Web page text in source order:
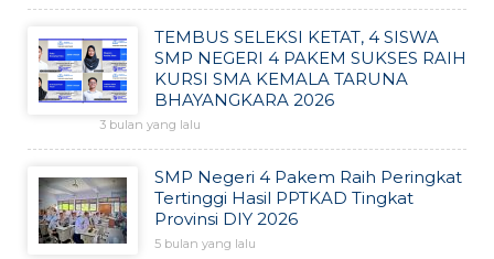
TEMBUS SELEKSI KETAT, 4 SISWA
SMP NEGERI 4 PAKEM SUKSES RAIH
KURSI SMA KEMALA TARUNA
BHAYANGKARA 2026
3 bulan yang lalu
SMP Negeri 4 Pakem Raih Peringkat
Tertinggi Hasil PPTKAD Tingkat
Provinsi DIY 2026
5 bulan yang lalu